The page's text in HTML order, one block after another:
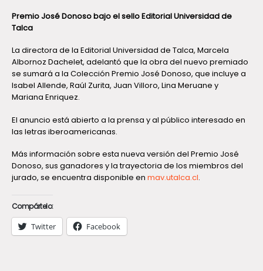
Premio José Donoso bajo el sello Editorial Universidad de
Talca
La directora de la Editorial Universidad de Talca, Marcela
Albornoz Dachelet, adelantó que la obra del nuevo premiado
se sumará a la Colección Premio José Donoso, que incluye a
Isabel Allende, Raúl Zurita, Juan Villoro, Lina Meruane y
Mariana Enriquez.
El anuncio está abierto a la prensa y al público interesado en
las letras iberoamericanas.
Más información sobre esta nueva versión del Premio José
Donoso, sus ganadores y la trayectoria de los miembros del
jurado, se encuentra disponible en mav.utalca.cl.
Compártelo:
Twitter Facebook